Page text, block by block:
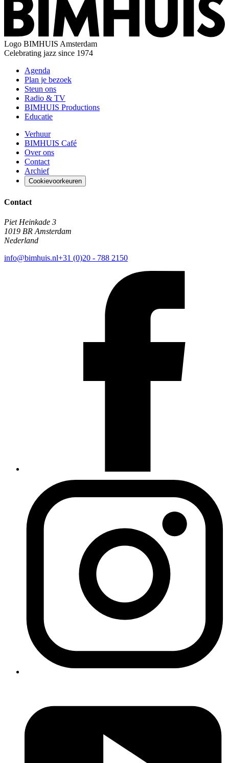
Logo BIMHUIS Amsterdam
Celebrating jazz since 1974
Agenda
Plan je bezoek
Steun ons
Radio & TV
BIMHUIS Productions
Educatie
Verhuur
BIMHUIS Café
Over ons
Contact
Archief
Cookievoorkeuren
Contact
Piet Heinkade 3
1019 BR Amsterdam
Nederland
info@bimhuis.nl+31 (0)20 - 788 2150